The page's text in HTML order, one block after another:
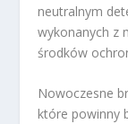
neutralnym
wykonanych z
środków
Nowoczesne
które powinny